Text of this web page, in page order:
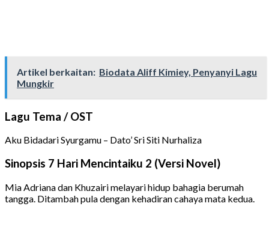
Artikel berkaitan: Biodata Aliff Kimiey, Penyanyi Lagu
Mungkir
Lagu Tema / OST
Aku Bidadari Syurgamu – Dato’ Sri Siti Nurhaliza
Sinopsis 7 Hari Mencintaiku 2 (Versi Novel)
Mia Adriana dan Khuzairi melayari hidup bahagia berumah
tangga. Ditambah pula dengan kehadiran cahaya mata kedua.